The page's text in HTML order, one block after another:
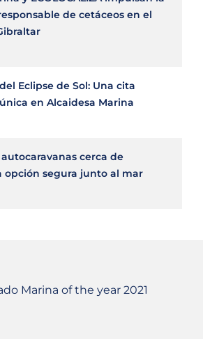
de cetáceos en el
Eclipse de Sol: Una cita
en Alcaidesa Marina
cerca de
opción segura junto al mar